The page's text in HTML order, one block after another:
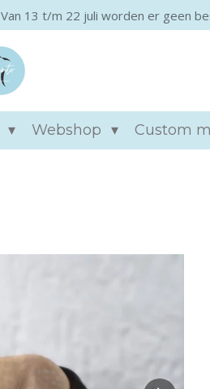
Van 13 t/m 22 juli worden er geen
Webshop Custom